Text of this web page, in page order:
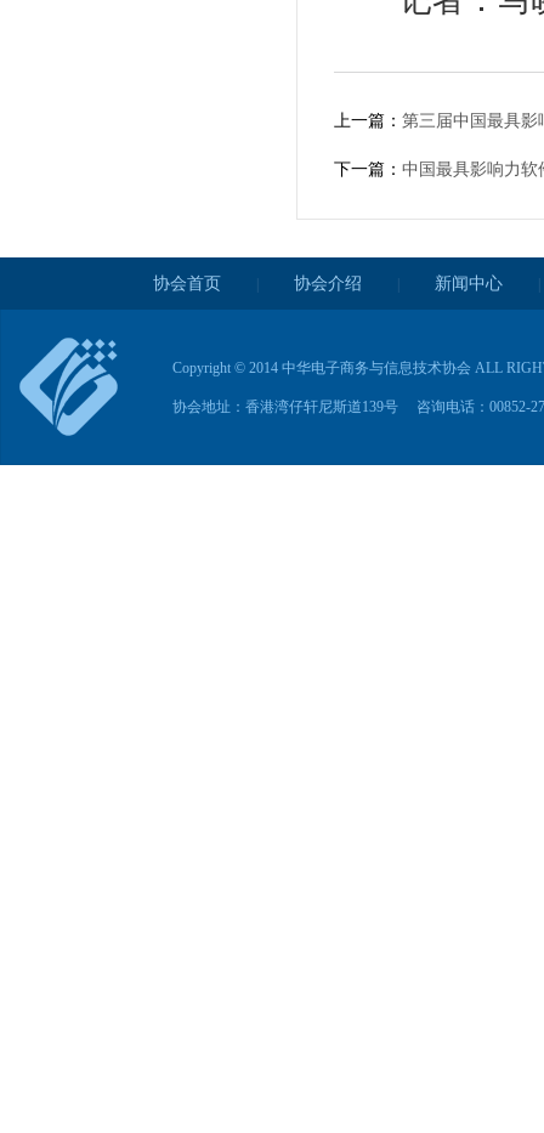
上一篇： 第三届中国最具影
下一篇： 中国最具影响力软
协会首页 协会介绍 新闻中心
Copyright © 2014 中华电子商务与信息技术协会 ALL
协会地址：香港湾仔轩尼斯道139号 咨询电话：00852-